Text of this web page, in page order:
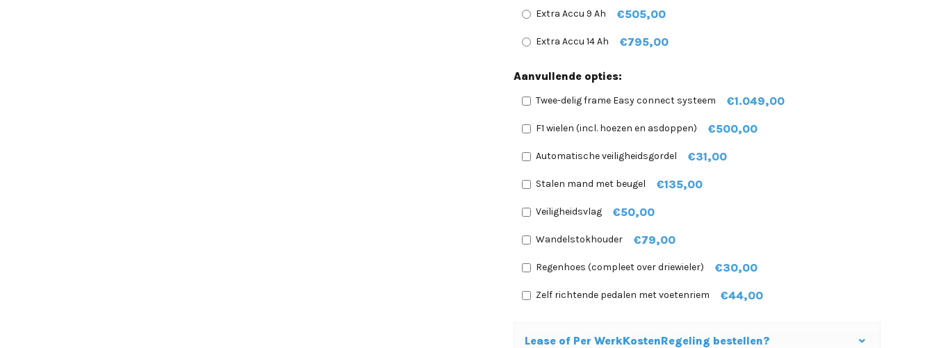
Extra Accu 9 Ah €505,00
Extra Accu 14 Ah €795,00
Aanvullende opties:
Twee-delig frame Easy connect systeem €1.049,00
F1 wielen (incl. hoezen en asdoppen) €500,00
Automatische veiligheidsgordel €31,00
Stalen mand met beugel €135,00
Veiligheidsvlag €50,00
Wandelstokhouder €79,00
Regenhoes (compleet over driewieler) €30,00
Zelf richtende pedalen met voetenriem €44,00
Lease of Per WerkKostenRegeling bestellen?